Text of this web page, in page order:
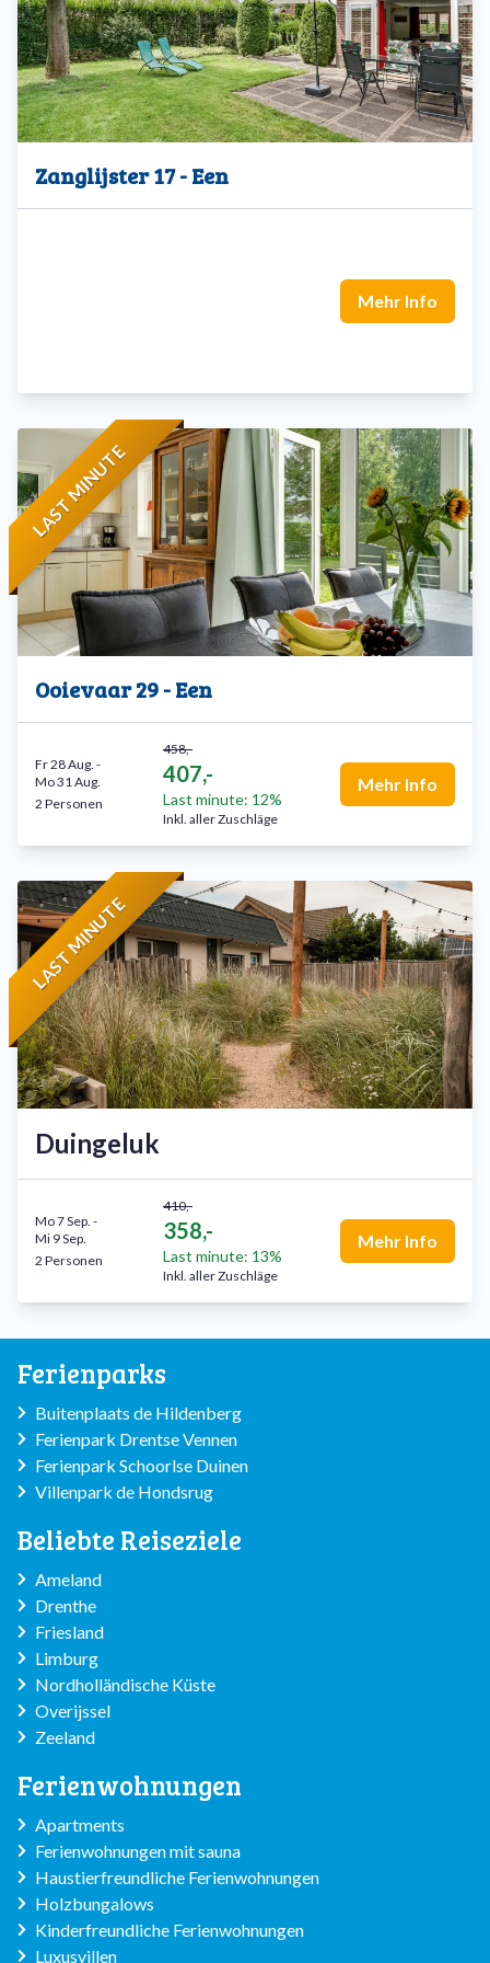
Sehen Sie sich unten die Ferienhäuser an und buchen Sie
Ihre Lieblingsunterkunft!
Zanglijster 17 - Een
Mehr Info
LAST MINUTE
Ooievaar 29 - Een
458,-
407,-
Last minute: 12%
Inkl. aller Zuschläge
Fr 28 Aug. -
Mo 31 Aug.
2 Personen
Mehr Info
LAST MINUTE
Duingeluk
410,-
358,-
Last minute: 13%
Inkl. aller Zuschläge
Mo 7 Sep. -
Mi 9 Sep.
2 Personen
Mehr Info
Ferienparks
Buitenplaats de Hildenberg
Ferienpark Drentse Vennen
Ferienpark Schoorlse Duinen
Villenpark de Hondsrug
Beliebte Reiseziele
Ameland
Drenthe
Friesland
Limburg
Nordholländische Küste
Overijssel
Zeeland
Ferienwohnungen
Apartments
Ferienwohnungen mit sauna
Haustierfreundliche Ferienwohnungen
Holzbungalows
Kinderfreundliche Ferienwohnungen
Luxusvillen